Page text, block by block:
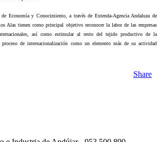
Economía y Conocimiento, a través de Extenda-Agencia Andaluza de
Alas tienen como principal objetivo reconocer la labor de las empresas
así como estimular al resto del tejido productivo de la
de internacionalización como un elemento más de su actividad
Share